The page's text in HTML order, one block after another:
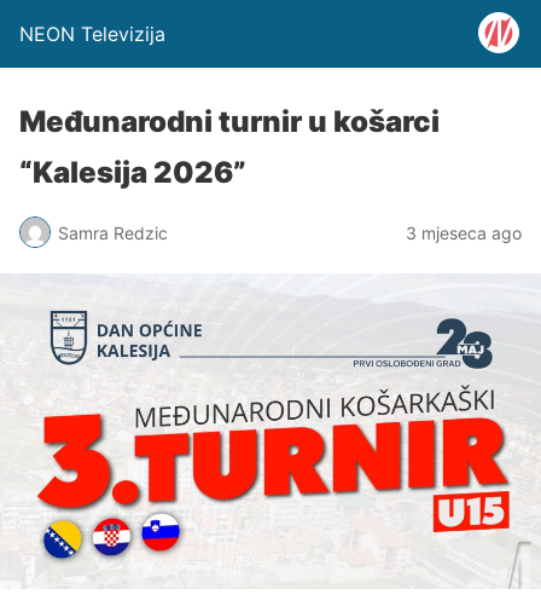
NEON Televizija
Međunarodni turnir u košarci
“Kalesija 2026”
Samra Redzic 3 mjeseca ago